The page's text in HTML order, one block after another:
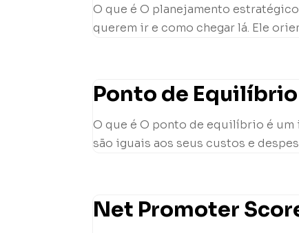
O que é O planejamento
querem ir e como chegar lá. Ele
Ponto de Equilíbrio
O que é O ponto de equilíbrio é
são iguais aos seus custos e
Net Promoter